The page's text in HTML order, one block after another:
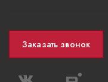
Заказать звонок